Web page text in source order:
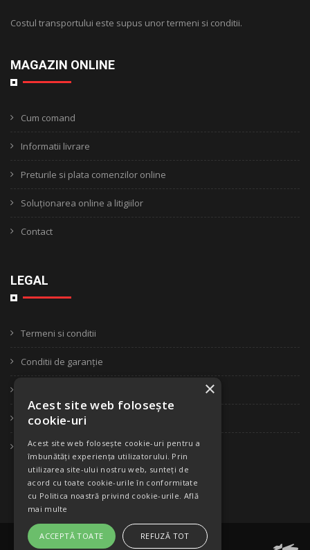
Costul transportului este supus unor termeni si conditii.
MAGAZIN ONLINE
Cum comand
Informatii livrare
Preturile si plata comenzilor online
Soluționarea online a litigiilor
Contact
LEGAL
Termeni si conditii
Conditii de garanție
Politica de retur
ANPC
×
Acest site web folosește
cookie-uri
Acest site web folosește cookie-uri pentru a
îmbunătăți experiența utilizatorului. Prin
utilizarea site-ului nostru web, sunteți de
acord cu toate cookie-urile în conformitate
cu Politica noastră privind cookie-urile. Află
mai multe
ACCEPTĂ TOATE REFUZĂ TOT